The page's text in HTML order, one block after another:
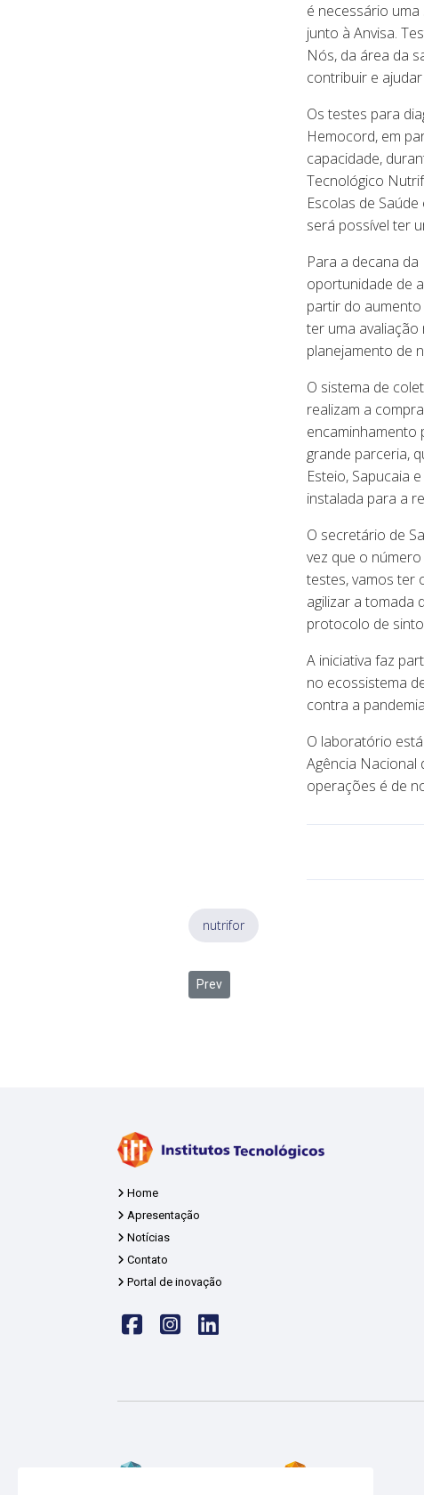
é necessário
junto à Anvisa.
Nós, da área da
contribuir e
Os testes para
Hemocord, em
capacidade,
Tecnológico
Escolas de
será possível ter
Para a decana da
oportunidade de
partir do
ter uma avaliação
planejamento de
O sistema de
realizam a
encaminhamento
grande parceria,
Esteio, Sapucaia
instalada para a
O secretário de
vez que o
testes, vamos ter
agilizar a tomada
protocolo de
A iniciativa faz
no ecossistema
contra a
O laboratório
Agência Nacional
operações é de
nutrifor
Previous article: Etapa piloto da ação
Prev
Home
Apresentação
Notícias
Contato
Portal de inovação
Faceinstalinkedin